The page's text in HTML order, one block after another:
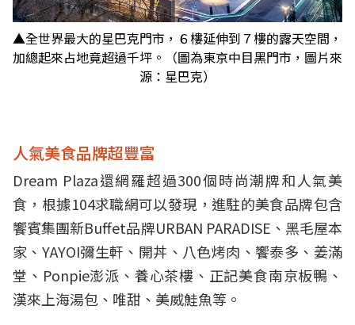
▲全世界最大的星巴克門市，６樓延伸到７樓的露天空間，
加總起來占地竟超過千坪。（圖為東京中目黑門市，圖片來
源：星巴克）
人氣美食品牌超豐富
Dream Plaza還網羅超過300個時尚潮牌和人氣美
食，根據104求職網可以發現，進駐的美食品牌包含
饗賓集團新Buffet品牌URBAN PARADISE、黑毛屋本
家、YAYOI彌生軒、開丼、八色烤肉、饗泰多、姜滿
堂、Ponpie澎派、養心茶樓、正記美食南京板鴨、
漢來上海湯包、唯甜、美威鮭魚等。